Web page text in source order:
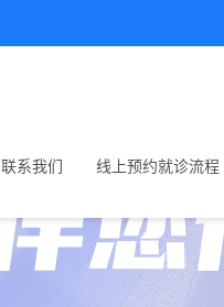
联系我们 线上预约就诊流程